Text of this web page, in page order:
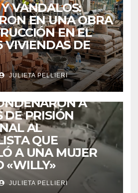
VÁNDALOS:
EN UNA OBRA
EN EL
VIVIENDAS DE
JULIETA PELLIERI
A
DE PRISIÓN
AL
QUE
A UNA MUJER
«WILLY»
JULIETA PELLIERI